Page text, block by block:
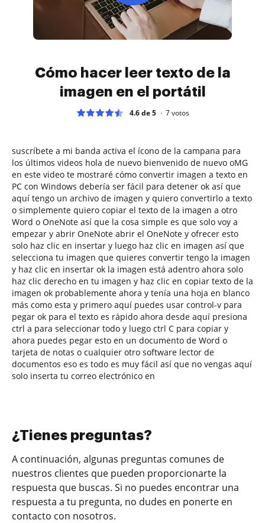
Cómo hacer leer texto de la
imagen en el portátil
4.6 de 5 7votos
suscríbete a mi banda activa el ícono de la campana para
los últimos videos hola de nuevo bienvenido de nuevo oMG
en este video te mostraré cómo convertir imagen a texto en
PC con Windows debería ser fácil para detener ok así que
aquí tengo un archivo de imagen y quiero convertirlo a texto
o simplemente quiero copiar el texto de la imagen a otro
Word o OneNote así que la cosa simple es que solo voy a
empezar y abrir OneNote abrir el OneNote y ofrecer esto
solo haz clic en insertar y luego haz clic en imagen así que
selecciona tu imagen que quieres convertir tengo la imagen
y haz clic en insertar ok la imagen está adentro ahora solo
haz clic derecho en tu imagen y haz clic en copiar texto de la
imagen ok probablemente ahora y tenía una hoja en blanco
más como esta y primero aquí puedes usar control-v para
pegar ok para el texto es rápido ahora desde aquí presiona
ctrl a para seleccionar todo y luego ctrl C para copiar y
ahora puedes pegar esto en un documento de Word o
tarjeta de notas o cualquier otro software lector de
documentos eso es todo es muy fácil así que no vengas aquí
solo inserta tu correo electrónico en
¿Tienes preguntas?
A continuación, algunas preguntas comunes de
nuestros clientes que pueden proporcionarte la
respuesta que buscas. Si no puedes encontrar una
respuesta a tu pregunta, no dudes en ponerte en
contacto con nosotros.